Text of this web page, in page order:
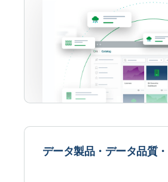
データ製品・データ品質